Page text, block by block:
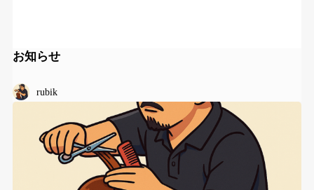
お知らせ
rubik